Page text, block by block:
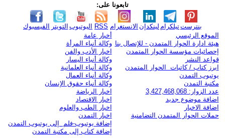
تابعونا على:
الفيسبوك التويتر اليوتيوب RSS الانستغرام لينكدإن تيلكرامبنترست
الموقع الرئيسي
هيئة ادارة الحوار المتمدن - للإتصال بنا
إحصائيات مؤسسة الحوار المتمدن
قواعد النشر
ابرز كتاب / كاتبات الحوار المتمدن
يوتيوب التمدن
مكتبة التمدن
عدد الزوار: 3,427,468,068
اضافة موضوع جديد
اضافة الاخبار
حملات الحوار المتمدن التضامنية
أخبار عامة
وكالة أنباء المرأة
اخبار الأدب والفن
وكالة أنباء اليسار
وكالة أنباء العلمانية
وكالة أنباء العمال
وكالة أنباء حقوق الإنسان
اخبار الرياضة
اخبار الاقتصاد
اخبار الطب والعلوم
اخبار التمدن
إضافة يوتيوب-فلم إلى يوتيوب التمدن
إضافة كتاب إلى مكتبة التمدن